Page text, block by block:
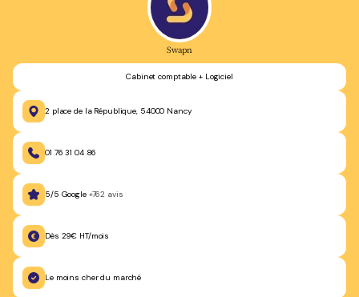
Swapn
Cabinet comptable + Logiciel
2 place de la République, 54000 Nancy
01 76 31 04 86
5/5 Google +762 avis
Dès 29€ HT/mois
Le moins cher du marché